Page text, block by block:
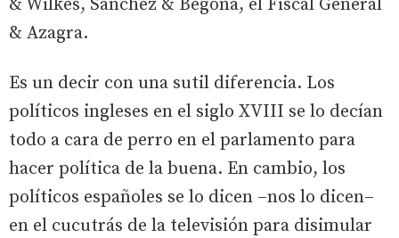
& Wilkes, Sánchez & Begoña, el Fiscal General
& Azagra.
Es un decir con una sutil diferencia. Los
políticos ingleses en el siglo XVIII se lo decían
todo a cara de perro en el parlamento para
hacer política de la buena. En cambio, los
políticos españoles se lo dicen –nos lo dicen–
en el cucutrás de la televisión para disimular